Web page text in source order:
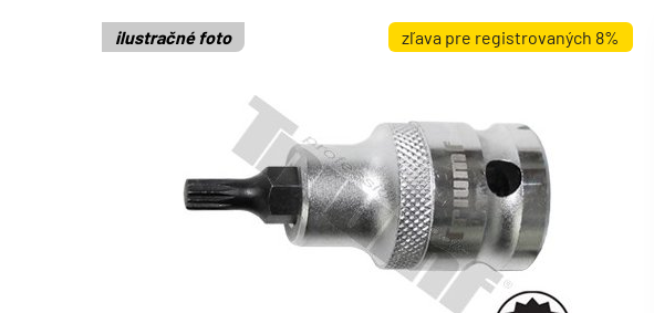
zľava pre registrovaných 8%
ilustračné foto